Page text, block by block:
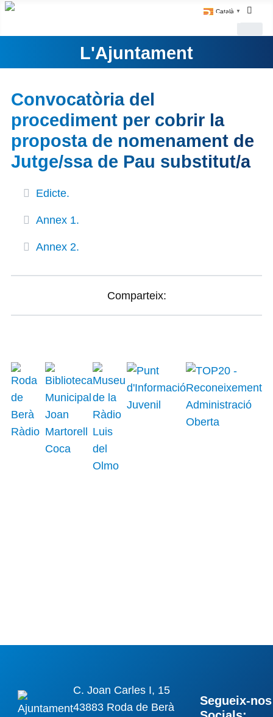
Català ▼
L'Ajuntament
Convocatòria del
procediment per cobrir la
proposta de nomenament de
Jutge/ssa de Pau substitut/a
Edicte.
Annex 1.
Annex 2.
Comparteix:
C. Joan Carles I, 15
43883 Roda de Berà
Segueix-